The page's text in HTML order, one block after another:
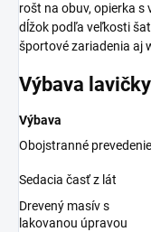
rošt na obuv, opierka
dĺžok podľa veľkosti
športové zariadenia aj
Výbava lavičky
Výbava
Obojstranné prevedenie
Sedacia časť z lát
Drevený masív s
lakovanou úpravou